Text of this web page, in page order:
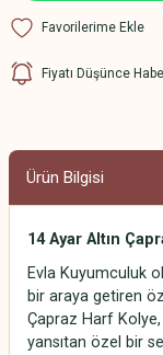
Fiyatı Düşünce
Ürün Bilgisi
14 Ayar Altın
Evla Kuyumculuk
bir araya getiren
Çapraz Harf
yansıtan özel bir